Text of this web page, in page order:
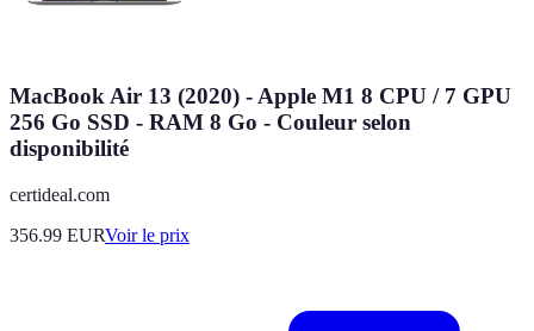
MacBook Air 13 (2020) - Apple M1 8 CPU / 7 GPU
256 Go SSD - RAM 8 Go - Couleur selon
disponibilité
certideal.com
356.99 EURVoir le prix